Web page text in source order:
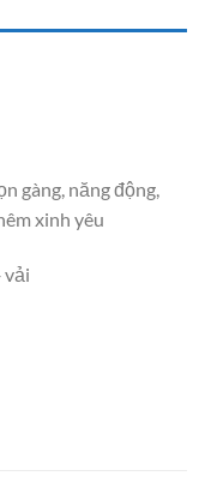
gàng, năng động,
xinh yêu
vải